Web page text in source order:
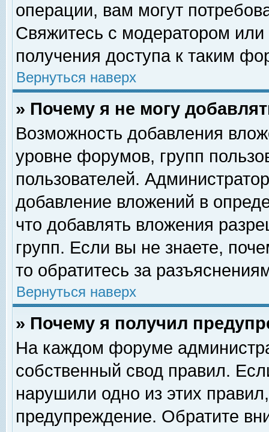
операции, вам могут
Свяжитесь с модератором
получения доступа к таким
Вернуться наверх
» Почему я не могу
Возможность добавления
уровне форумов, групп
пользователей.
добавление вложений в
что добавлять вложения
групп. Если вы не знаете,
то обратитесь за
Вернуться наверх
» Почему я получил
На каждом форуме
собственный свод правил.
нарушили одно из этих
предупреждение. Обратите